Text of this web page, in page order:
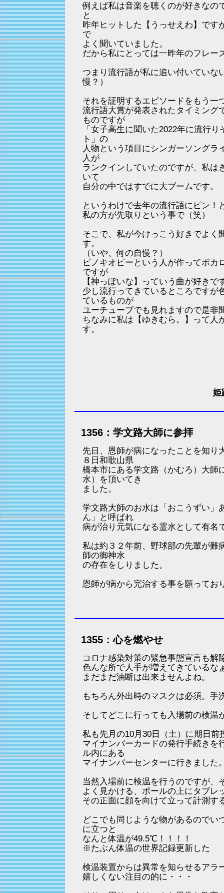
例えば私は音楽を聴くのが好きなの
と
昨年ヒットした【うっせえわ】です
で
よく聞いていました。
だから私にとっては一昨年のフレー
つまり流行語が私に追い付いていな
慢？）
それを証明するエピソードをもう一
流行語大賞が発表されたタイミング
ものですが
「女子高生に聞いた2022年に流行
ト」の
人物という項目にシンガーソングラ
人が
ランクインしていたのですが、私は
いて
自分の中ではすでに大ブームです。
というわけで去年の流行語にピン！
私の方が先取りという事で（笑）
そこで、私が今けっこう好きでよく
す。
（いや、何の自慢？）
ピノキオピーという人が作ってボカ
ですが
【神っぽいな】っていう曲が好きで
少し流行ってきているところですが
ているものが
ユーチューブでも見れますので是非
ちなみに私は【ゆきむら。】って人
す。
姫
1356：学文路大師に参拝
先日、恩師が病になったことを知り
８日和歌山県
橋本市にある学文路（かむろ）大師
水）を頂いてき
ました。
学文路大師のお水は「おこうずい」
ん」と呼ばれ
病が治り元気になる霊水として有名
私は約３２年前、野球部の先輩が難
師の御神水
の存在をしりました。
恩師が病から完治する事を願ってお
1355：心を燃やせ
コロナ感染対策の緊急事態宣言も解
色んな所で人手が増えてきているな
まだまだ油断は出来ませんよね。
もちろん外出時のマスクは必須。手
そしてどこに行っても入場前の検温
私も先月の10月30日（土）に期日前
マイナンバーカードの発行手続きを
ル内にある
マイナンバーセンターに行きました
当然入場前に検温を行うのですが、
よく見かける、ポールの上にタブレ
その正面に顔を向けて立って計測す
どこでも同じような物があるのでい
に立つと
なんと体温が49.5℃！！！！
※たぶん体温の世界記録更新した
検温装置からは異常を知らせるアラ
嬉しくない注目の的に・・・